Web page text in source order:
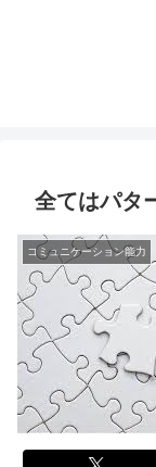
全てはパタ
コミュニケーション能力